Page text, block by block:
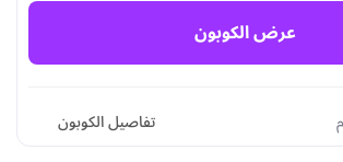
عرض الكوبون
تفاصيل الكوبون